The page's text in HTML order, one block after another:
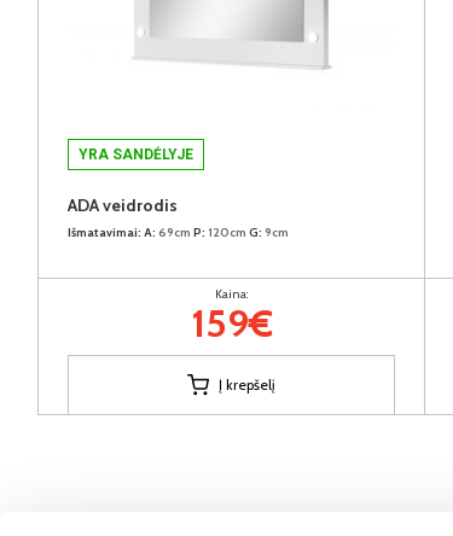
YRA SANDĖLYJE
ADA veidrodis
Išmatavimai: A: 69cm P: 120cm G: 9cm
Kaina:
159€
Į krepšelį